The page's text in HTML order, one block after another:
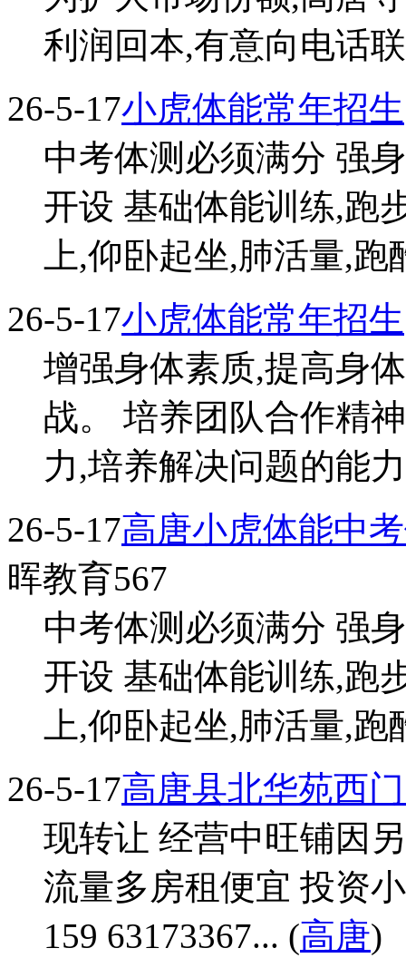
利润回本,有意向电话
26-5-17小虎体能常年招生
中考体测必须满分 强
开设 基础体能训练,跑
上,仰卧起坐,肺活量,跑
26-5-17小虎体能常年招生
增强身体素质,提高身
战。 培养团队合作精
力,培养解决问题的能
26-5-17高唐小虎体能中
晖教育567
中考体测必须满分 强
开设 基础体能训练,跑
上,仰卧起坐,肺活量,跑
26-5-17高唐县北华苑西
现转让 经营中旺铺因
流量多房租便宜 投资
159 63173367... (高唐)